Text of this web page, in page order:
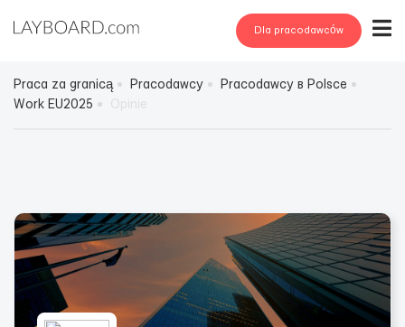
Dla pracodawców
Praca za granicą Pracodawcy
Pracodawcy в Polsce
Work EU2025